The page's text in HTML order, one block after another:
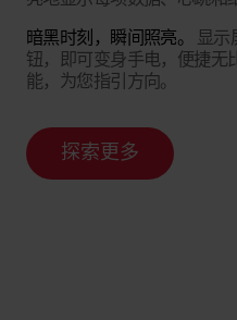
暗黑时刻，瞬间照亮。
显示
钮，即可变身手电，便捷无
能，为您指引方向。
探索更多